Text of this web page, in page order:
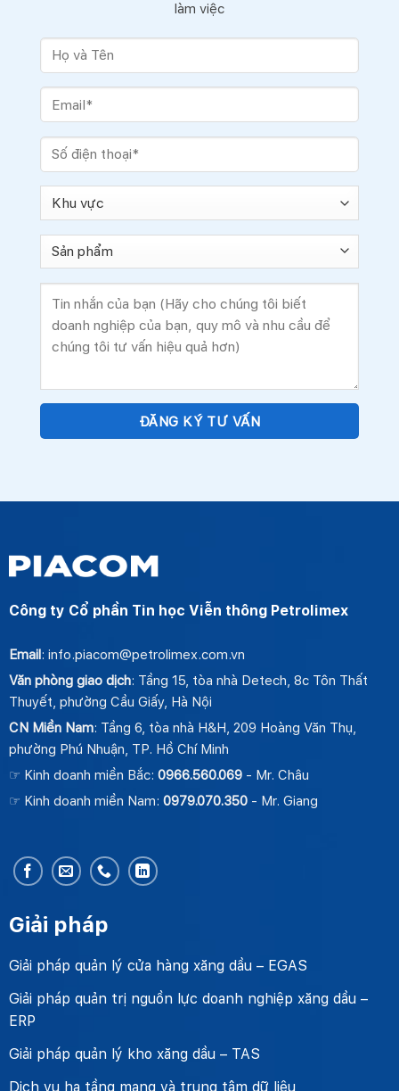
làm việc
Công ty Cổ phần Tin học Viễn thông Petrolimex
Email : info.piacom@petrolimex.com.vn
Văn phòng giao dịch: Tầng 15, tòa nhà Detech, 8c Tôn Thất
Thuyết, phường Cầu Giấy, Hà Nội
CN Miền Nam: Tầng 6, tòa nhà H&H, 209 Hoàng Văn Thụ,
phường Phú Nhuận, TP. Hồ Chí Minh
☞ Kinh doanh miền Bắc: 0966.560.069- Mr. Châu
☞ Kinh doanh miền Nam: 0979.070.350- Mr. Giang
Giải pháp
Giải pháp quản lý cửa hàng xăng dầu – EGAS
Giải pháp quản trị nguồn lực doanh nghiệp xăng dầu –
ERP
Giải pháp quản lý kho xăng dầu – TAS
Dịch vụ hạ tầng mạng và trung tâm dữ liệu